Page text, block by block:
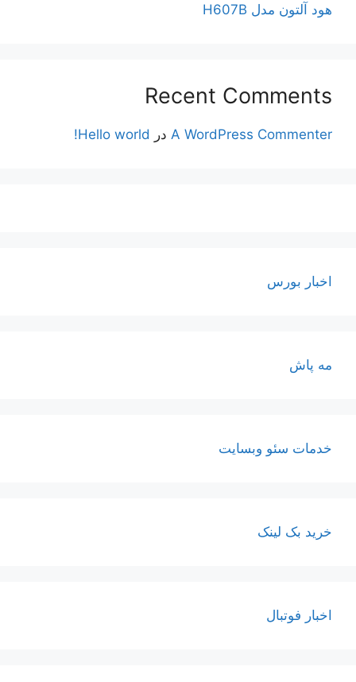
هود آلتون مدل H607B
Recent Comments
A WordPress Commenter در Hello world!
اخبار بورس
مه پاش
خدمات سئو وبسایت
خرید بک لینک
اخبار فوتبال